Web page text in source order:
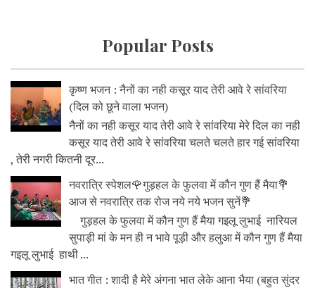
Popular Posts
कृष्ण भजन : नैनों का नही कसूर याद तेरी आवे रे सांवरिया
(दिल को छूने वाला भजन)
नैनों का नही कसूर याद तेरी आवे रे सांवरिया मेरे दिल का नही
कसूर याद तेरी आवे रे सांवरिया चलते चलते हार गई सांवरिया
, तेरी नगरी कितनी दूर...
नवरात्रि स्पेशल🌹गुड़हल के फुलवा में कौन गुण हैं मैया💐
आज से नवरात्रि तक रोज नये नये भजन सुनें💐
गुड़हल के फुलवा में कौन गुण हैं मैया गइलू लुभाई नारियल
सुपाड़ी मां के मन ही न भावे पूड़ी और हलुआ में कौन गुण हैं मैया
गइलू लुभाई हाथी ...
भात गीत : शादी है मेरे अंगना भात लेके आना भैया (बहुत सुंदर